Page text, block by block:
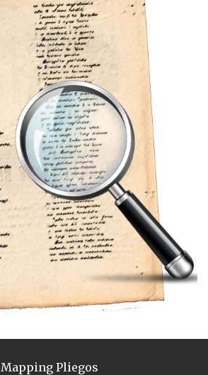
Mapping Pliegos